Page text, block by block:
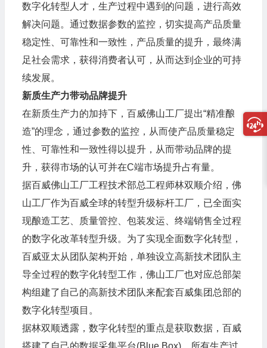
数字化转型人才，生产过程中遇到的问题，进行高效
解决问题。通过数据参数的监控，切实提高产品质量
稳定性、可靠性和一致性，产品质量的提升，最终满
足社会需求，获得消费者认可，从而达到企业的可持
续发展。
新质生产力带动品牌提升
在新质生产力的加持下，百威佛山工厂提出“精准酿
造”的理念，通过参数的监控，从而使产品质量稳定
性、可靠性和一致性得以提升，从而带动品牌的提
升，获得市场的认可并在C端市场提升占有量。
据百威佛山工厂工程技术部总工程师林双顺介绍，佛
山工厂作为百威全球的转型升级标杆工厂，已全面实
现酿造工艺、质量管控、包装发运、终端销售全过程
的数字化改革转型升级。为了实现全面数字化转型，
百威亚太从团队架构开始，单独设立高新技术团队主
导全过程的数字化转型工作，佛山工厂也对应总部架
构组建了自己的高新技术团队来配套百威集团总部的
数字化转型项目。
据林双顺透露，数字化转型的重点是获取数据，百威
搭建了自己的数据采集平台(Blue Box)，所有生产过